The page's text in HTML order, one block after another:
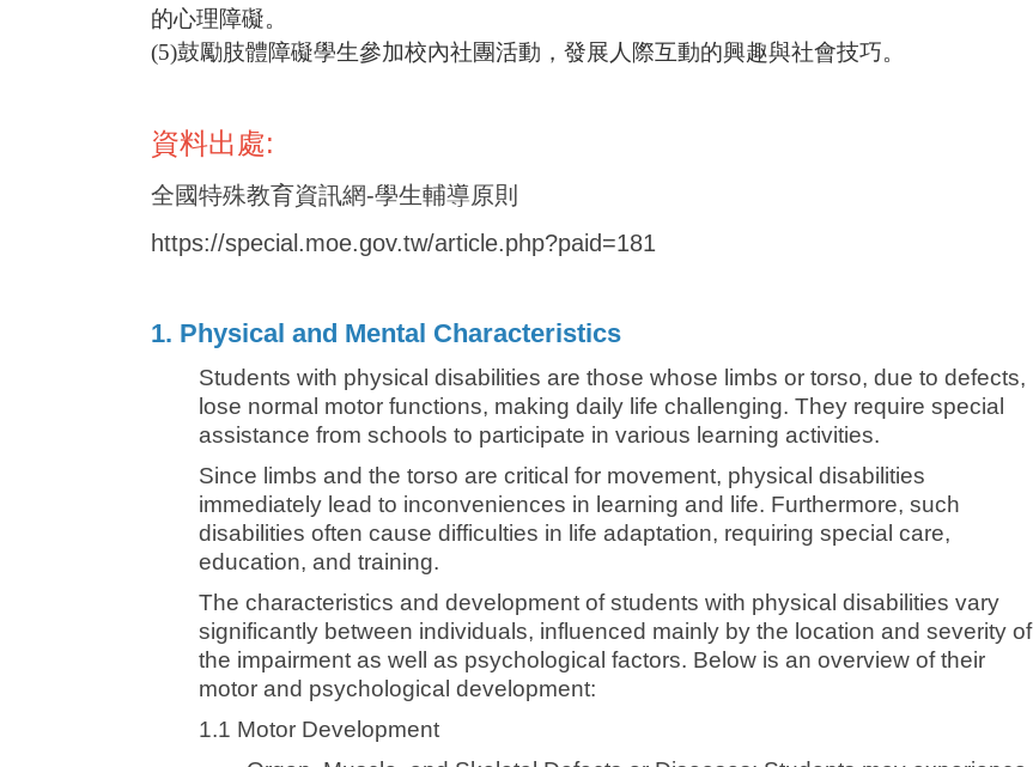
的心理障礙。
(5)鼓勵肢體障礙學生參加校內社團活動，發展人際互動的興趣與社會技巧。
資料出處:
全國特殊教育資訊網-學生輔導原則
https://special.moe.gov.tw/article.php?paid=181
1. Physical and Mental Characteristics
Students with physical disabilities are those whose limbs or torso, due to defects,
lose normal motor functions, making daily life challenging. They require special
assistance from schools to participate in various learning activities.
Since limbs and the torso are critical for movement, physical disabilities
immediately lead to inconveniences in learning and life. Furthermore, such
disabilities often cause difficulties in life adaptation, requiring special care,
education, and training.
The characteristics and development of students with physical disabilities vary
significantly between individuals, influenced mainly by the location and severity of
the impairment as well as psychological factors. Below is an overview of their
motor and psychological development:
1.1 Motor Development